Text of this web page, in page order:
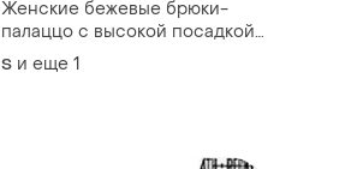
Женские бежевые брюки-
палаццо с высокой посадкой
и декоративными пуговицами
на поясе.
S и еще 1